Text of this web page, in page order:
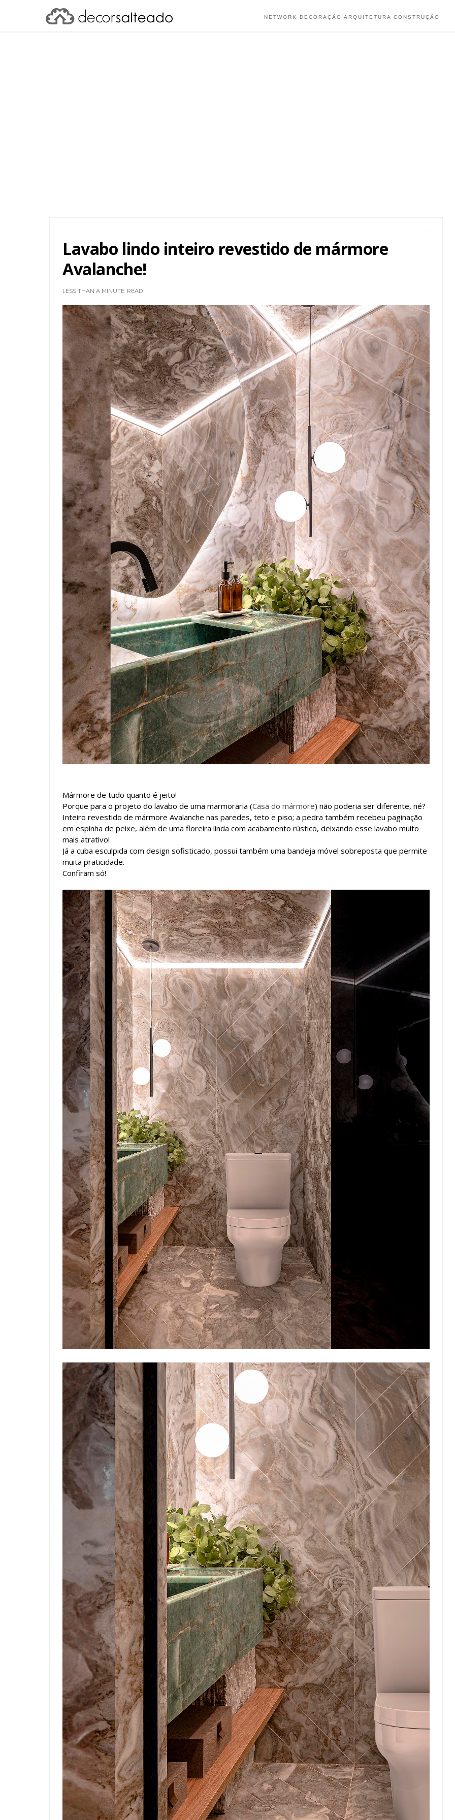
NETWORK DECORAÇÃO ARQUITETURA CONSTRUÇÃO
Lavabo lindo inteiro revestido de mármore
Avalanche!
LESS THAN A MINUTE READ
Mármore de tudo quanto é jeito!
Porque para o projeto do lavabo de uma marmoraria (Casa do mármore) não poderia ser diferente, né?
Inteiro revestido de mármore Avalanche nas paredes, teto e piso; a pedra também recebeu paginação
em espinha de peixe, além de uma floreira linda com acabamento rústico, deixando esse lavabo muito
mais atrativo!
Já a cuba esculpida com design sofisticado, possui também uma bandeja móvel sobreposta que permite
muita praticidade.
Confiram só!